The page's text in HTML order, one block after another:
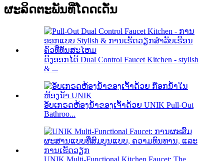
ຜະລິດຕະພັນທີ່ໂດດເດັ່ນ
ດຶງອອກໄດ້ Dual Control Faucet Kitchen - stylish
& ...
ອັບເກຣດຫ້ອງນ້ຳຂອງເຈົ້າດ້ວຍ UNIK Pull-Out
Bathroo...